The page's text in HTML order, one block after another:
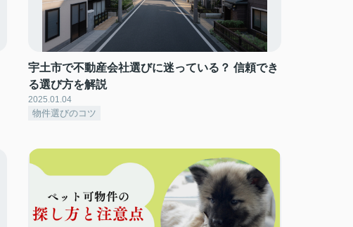
宇土市で不動産会社選びに迷っている？ 信頼でき
る選び方を解説
2025.01.04
物件選びのコツ